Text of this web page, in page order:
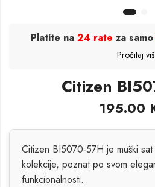
Platite na 24 rate za samo
Pročitaj
Citizen
195.00
Citizen BI5070-57H je muški
kolekcije, poznat po svom
funkcionalnosti.